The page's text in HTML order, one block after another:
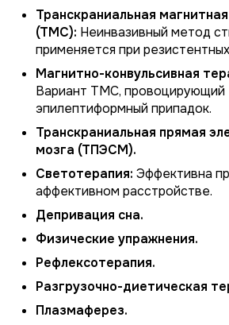
Транскраниальная
(ТМС): Неинвазивный метод
применяется при
Магнитно-конвульсивная
Вариант ТМС, провоцирующий
эпилептиформный припадок.
Транскраниальная прямая
мозга (ТПЭСМ).
Светотерапия: Эффективна
аффективном расстройстве.
Депривация сна.
Физические упражнения.
Рефлексотерапия.
Разгрузочно-диетическая
Плазмаферез.